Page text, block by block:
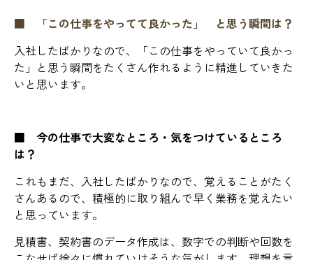
■ 「この仕事をやってて良かった」 と思う瞬間は？
入社したばかりなので、「この仕事をやっていて良かっ
た」と思う瞬間をたくさん作れるように精進していきた
いと思います。
■ 今の仕事で大変なところ・気をつけているところ
は？
これもまだ、入社したばかりなので、覚えることがたく
さんあるので、積極的に取り組んで早く業務を覚えたい
と思っています。
見積書、契約書のデータ作成は、数字での判断や回数を